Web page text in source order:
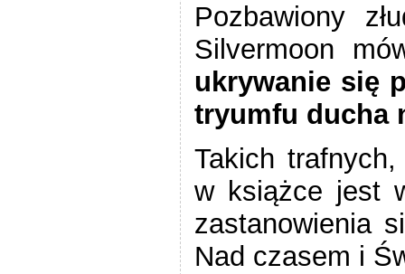
Pozbawiony
Silvermoon
ukrywanie się
tryumfu ducha
Takich
w książce jest
zastanowienia
Nad czasem i